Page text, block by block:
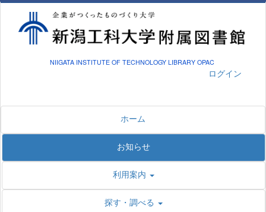
NIIGATA INSTITUTE OF TECHNOLOGY LIBRARY OPAC
ログイン
ホーム
お知らせ
利用案内
探す・調べる